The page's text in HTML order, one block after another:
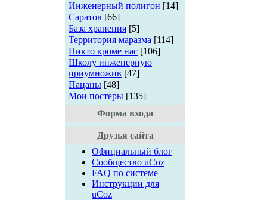
Инженерный полигон [14]
Саратов [66]
База хранения [5]
Территория маразма [114]
Никто кроме нас [106]
Школу инженерную
приумножив [47]
Пацаны [48]
Мои постеры [135]
Форма входа
Друзья сайта
Официальный блог
Сообщество uCoz
FAQ по системе
Инструкции для
uCoz